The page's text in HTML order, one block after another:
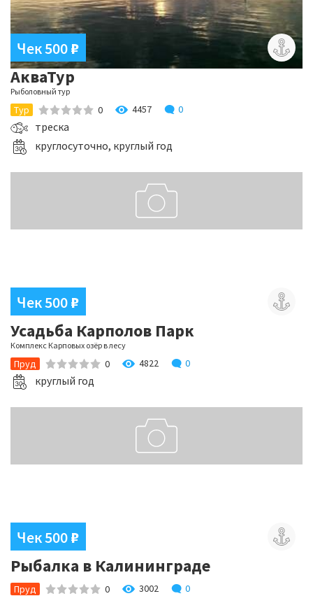
Чек 500₽
АкваТур
Рыболовный тур
Тур 0 4457 0
треска
круглосуточно, круглый год
Чек 500₽
Усадьба Карполов Парк
Комплекс Карповых озёр в лесу
Пруд 0 4822 0
круглый год
Чек 500₽
Рыбалка в Калининграде
Пруд 0 3002 0